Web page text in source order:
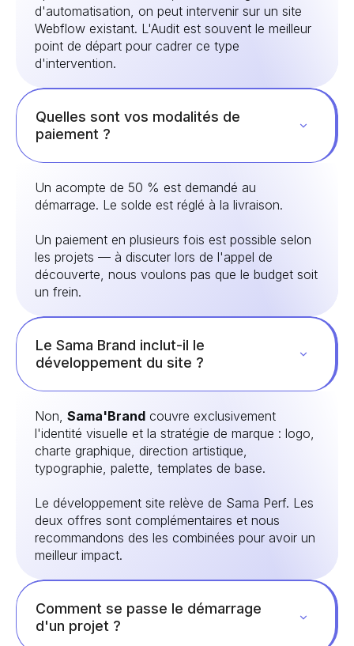
d'automatisation, on peut intervenir sur un site
Webflow existant. L'Audit est souvent le meilleur
point de départ pour cadrer ce type
d'intervention.
Quelles sont vos modalités de
paiement ?
Un acompte de 50 % est demandé au
démarrage. Le solde est réglé à la livraison.
Un paiement en plusieurs fois est possible selon
les projets — à discuter lors de l'appel de
découverte, nous voulons pas que le budget soit
un frein.
Le Sama Brand inclut-il le
développement du site ?
Non, Sama'Brand couvre exclusivement
l'identité visuelle et la stratégie de marque : logo,
charte graphique, direction artistique,
typographie, palette, templates de base.
Le développement site relève de Sama Perf. Les
deux offres sont complémentaires et nous
recommandons des les combinées pour avoir un
meilleur impact.
Comment se passe le démarrage
d'un projet ?